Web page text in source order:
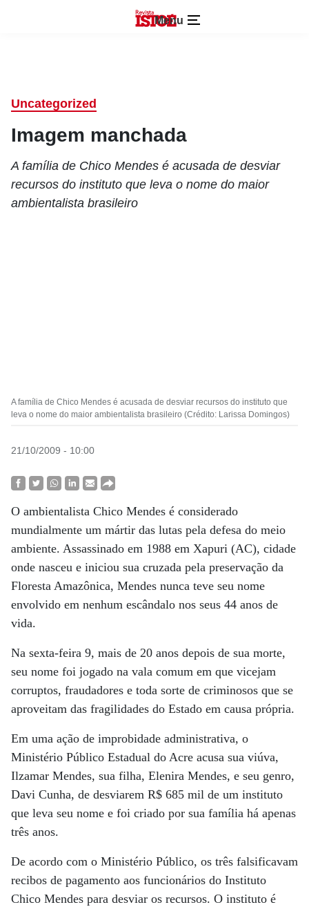
Menu
Uncategorized
Imagem manchada
A família de Chico Mendes é acusada de desviar
recursos do instituto que leva o nome do maior
ambientalista brasileiro
A família de Chico Mendes é acusada de desviar recursos do instituto que
leva o nome do maior ambientalista brasileiro (Crédito: Larissa Domingos)
21/10/2009 - 10:00
O ambientalista Chico Mendes é considerado
mundialmente um mártir das lutas pela defesa do meio
ambiente. Assassinado em 1988 em Xapuri (AC), cidade
onde nasceu e iniciou sua cruzada pela preservação da
Floresta Amazônica, Mendes nunca teve seu nome
envolvido em nenhum escândalo nos seus 44 anos de
vida.
Na sexta-feira 9, mais de 20 anos depois de sua morte,
seu nome foi jogado na vala comum em que vicejam
corruptos, fraudadores e toda sorte de criminosos que se
aproveitam das fragilidades do Estado em causa própria.
Em uma ação de improbidade administrativa, o
Ministério Público Estadual do Acre acusa sua viúva,
Ilzamar Mendes, sua filha, Elenira Mendes, e seu genro,
Davi Cunha, de desviarem R$ 685 mil de um instituto
que leva seu nome e foi criado por sua família há apenas
três anos.
De acordo com o Ministério Público, os três falsificavam
recibos de pagamento aos funcionários do Instituto
Chico Mendes para desviar os recursos. O instituto é